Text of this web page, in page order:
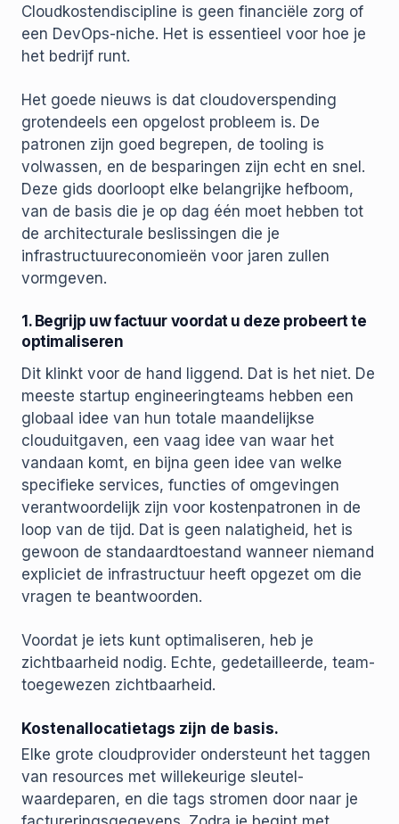
Cloudkostendiscipline is geen financiële zorg of
een DevOps-niche. Het is essentieel voor hoe je
het bedrijf runt.
Het goede nieuws is dat cloudoverspending
grotendeels een opgelost probleem is. De
patronen zijn goed begrepen, de tooling is
volwassen, en de besparingen zijn echt en snel.
Deze gids doorloopt elke belangrijke hefboom,
van de basis die je op dag één moet hebben tot
de architecturale beslissingen die je
infrastructuureconomieën voor jaren zullen
vormgeven.
1. Begrijp uw factuur voordat u deze probeert te
optimaliseren
Dit klinkt voor de hand liggend. Dat is het niet. De
meeste startup engineeringteams hebben een
globaal idee van hun totale maandelijkse
clouduitgaven, een vaag idee van waar het
vandaan komt, en bijna geen idee van welke
specifieke services, functies of omgevingen
verantwoordelijk zijn voor kostenpatronen in de
loop van de tijd. Dat is geen nalatigheid, het is
gewoon de standaardtoestand wanneer niemand
expliciet de infrastructuur heeft opgezet om die
vragen te beantwoorden.
Voordat je iets kunt optimaliseren, heb je
zichtbaarheid nodig. Echte, gedetailleerde, team-
toegewezen zichtbaarheid.
Kostenallocatietags zijn de basis.
Elke grote cloudprovider ondersteunt het taggen
van resources met willekeurige sleutel-
waardeparen, en die tags stromen door naar je